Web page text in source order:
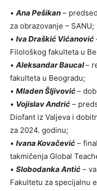
• Ana Pešikan –
za obrazovanje – SANU;
• Iva Draškić Vićanović
Filološkog fakulteta u
• Aleksandar Baucal–
fakulteta u Beogradu;
• Mladen Šljivović–
• Vojislav Andrić –
Diofant iz Valjeva i
za 2024. godinu;
• Ivana Kovačević –
takmičenja Global
• Slobodanka Antić –
Fakultetu za specijalnu